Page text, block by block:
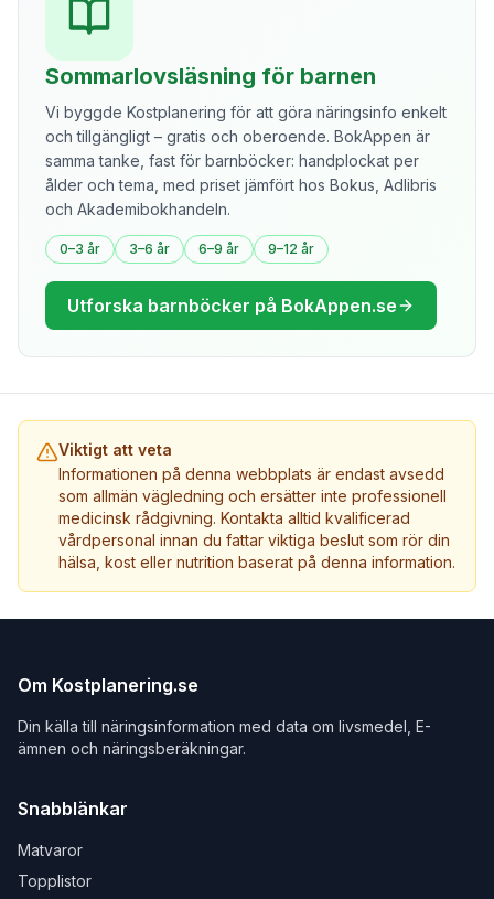
Sommarlovsläsning för barnen
Vi byggde Kostplanering för att göra näringsinfo enkelt
och tillgängligt – gratis och oberoende. BokAppen är
samma tanke, fast för barnböcker: handplockat per
ålder och tema, med priset jämfört hos Bokus, Adlibris
och Akademibokhandeln.
0–3 år 3–6 år 6–9 år 9–12 år
Utforska barnböcker på BokAppen.se
Viktigt att veta
Informationen på denna webbplats är endast avsedd
som allmän vägledning och ersätter inte professionell
medicinsk rådgivning. Kontakta alltid kvalificerad
vårdpersonal innan du fattar viktiga beslut som rör din
hälsa, kost eller nutrition baserat på denna information.
Om Kostplanering.se
Din källa till näringsinformation med data om livsmedel, E-
ämnen och näringsberäkningar.
Snabblänkar
Matvaror
Topplistor